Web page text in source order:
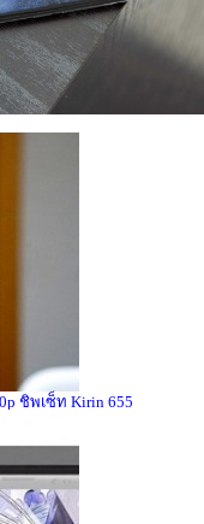
ชิพเซ็ท Kirin 655